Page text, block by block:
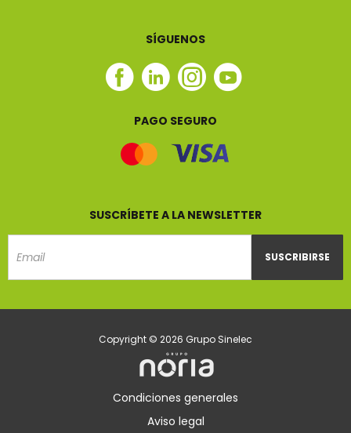
SÍGUENOS
Facebook
Linkedin
Instagram
Youtube
PAGO SEGURO
SUSCRÍBETE A LA NEWSLETTER
SUSCRIBIRSE
Copyright © 2026 Grupo Sinelec
Condiciones generales
Aviso legal